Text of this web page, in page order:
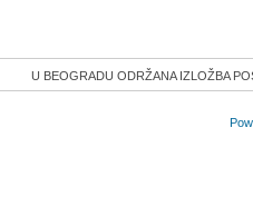
U BEOGRADU ODRŽANA IZLOŽBA